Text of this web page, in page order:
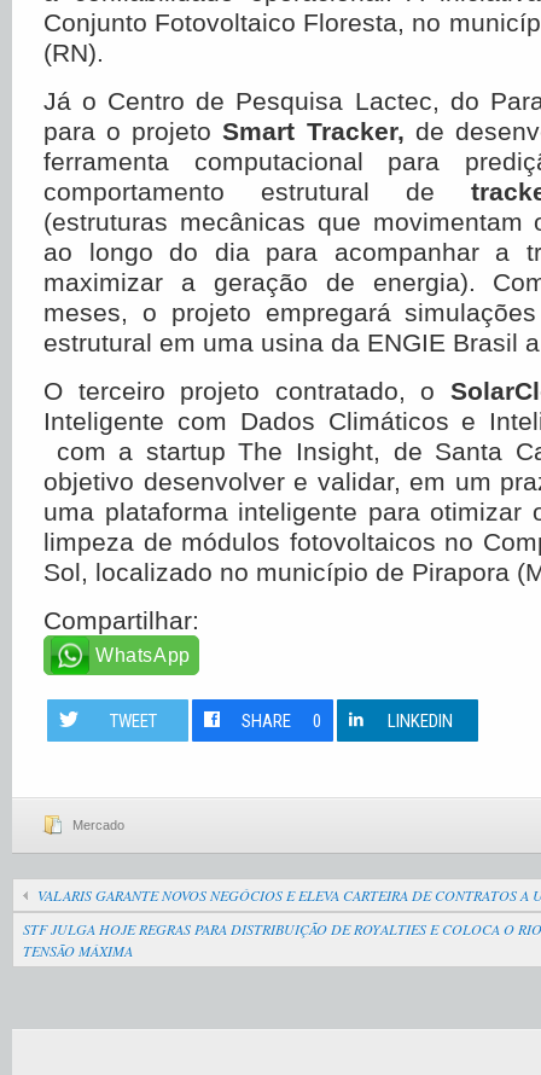
Conjunto Fotovoltaico Floresta, no
(RN).
Já o Centro de Pesquisa Lactec, do
para o projetoSmart Tracker, de
ferramenta computacional para
comportamento estrutural de
(estruturas mecânicas que movimentam
ao longo do dia para acompanhar a
maximizar a geração de energia).
meses, o projeto empregará
estrutural em uma usina da ENGIE Brasil
O terceiro projeto contratado, o
Inteligente com Dados Climáticos e
com a startup The Insight, de Santa
objetivo desenvolver e validar, em um
uma plataforma inteligente para otimizar
limpeza de módulos fotovoltaicos no
Sol, localizado no município de Pirapora
Compartilhar:
WhatsApp
TWEET SHARE 0 LINKEDIN
Mercado
VALARIS GARANTE NOVOS NEGÓCIOS E ELEVA CARTEIRA DE CONTRATOS A
STF JULGA HOJE REGRAS PARA DISTRIBUIÇÃO DE ROYALTIES E COLOCA O
TENSÃO MÁXIMA